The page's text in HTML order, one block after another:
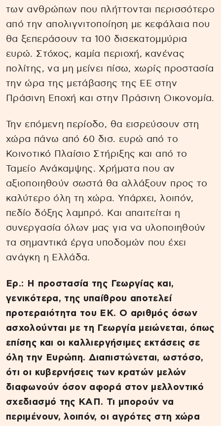
των ανθρώπων που πλήττονται περισσότερο
από την απολιγνιτοποίηση με κεφάλαια που
θα ξεπεράσουν τα 100 δισεκατομμύρια
ευρώ. Στόχος, καμία περιοχή, κανένας
πολίτης, να μη μείνει πίσω, χωρίς προστασία
την ώρα της μετάβασης της ΕΕ στην
Πράσινη Εποχή και στην Πράσινη Οικονομία.
Την επόμενη περίοδο, θα εισρεύσουν στη
χώρα πάνω από 60 δισ. ευρώ από το
Κοινοτικό Πλαίσιο Στήριξης και από το
Ταμείο Ανάκαμψης. Χρήματα που αν
αξιοποιηθούν σωστά θα αλλάξουν προς το
καλύτερο όλη τη χώρα. Υπάρχει, λοιπόν,
πεδίο δόξης λαμπρό. Και απαιτείται η
συνεργασία όλων μας για να υλοποιηθούν
τα σημαντικά έργα υποδομών που έχει
ανάγκη η Ελλάδα.
Ερ.: Η προστασία της Γεωργίας και,
γενικότερα, της υπαίθρου αποτελεί
προτεραιότητα του ΕΚ. Ο αριθμός όσων
ασχολούνται με τη Γεωργία μειώνεται, όπως
επίσης και οι καλλιεργήσιμες εκτάσεις σε
όλη την Ευρώπη. Διαπιστώνεται, ωστόσο,
ότι οι κυβερνήσεις των κρατών μελών
διαφωνούν όσον αφορά στον μελλοντικό
σχεδιασμό της ΚΑΠ. Τι μπορούν να
περιμένουν, λοιπόν, οι αγρότες στη χώρα